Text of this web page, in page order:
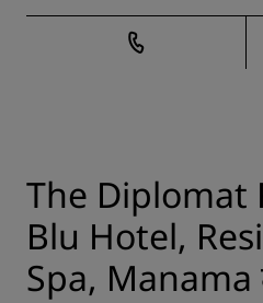
The Diplomat
Blu Hotel,
Spa,